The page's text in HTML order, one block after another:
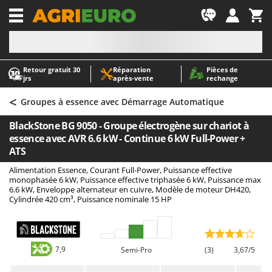
Retour gratuit 30
jrs
Réparation
après‑vente
Pièces de
rechange
-1
A
Abris de jardin
Accessoires pour tracteurs tondeuses autoportés
Aérateurs Scarificateurs pour gazon
Arracheuses de pommes de terre pour tracteur
Aspirateurs à cendres
Aspirateurs à feuilles sur roues
Aspirateurs Multifonctions
Atomiseurs agricoles pour tracteurs
A
AgriEuro Premium
AgriEuro TOP-LINE
AGT
Airmec
AL-KO
Alce
Alpina
< Groupes à essence avec Démarrage Automatique
BlackStone BG 9050 - Groupe électrogène sur chariot à
essence avec AVR 6.6 kW - Continue 6 kW Full-Power +
ATS
Alimentation Essence, Courant Full-Power, Puissance effective
monophasée 6 kW, Puissance effective triphasée 6 kW, Puissance max
6.6 kW, Enveloppe alternateur en cuivre, Modèle de moteur DH420,
Cylindrée 420 cm³, Puissance nominale 15 HP
7,9 Semi-Pro (3) 3,67/5